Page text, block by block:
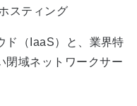
スティング
ド（IaaS）と、業界特
閉域ネットワークサー